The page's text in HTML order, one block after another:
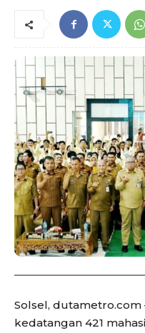
Solsel, dutametro.com
kedatangan 421